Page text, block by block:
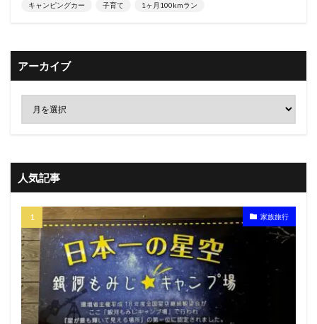
キャンピングカー 子育て 1ヶ月100kmラン
アーカイブ
人気記事
家族旅行